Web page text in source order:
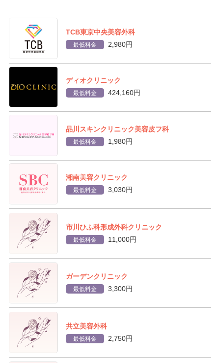
TCB東京中央美容外科
最低料金 2,980円
ディオクリニック
最低料金 424,160円
品川スキンクリニック美容皮フ科
最低料金 1,980円
湘南美容クリニック
最低料金 3,030円
市川ひふ科形成外科クリニック
最低料金 11,000円
ガーデンクリニック
最低料金 3,300円
共立美容外科
最低料金 2,750円